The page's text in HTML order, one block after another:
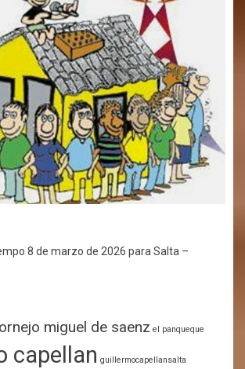
8 de marzo de 2026 para Salta –
miguel de saenz el panqueque
capellan guillermocapellansalta